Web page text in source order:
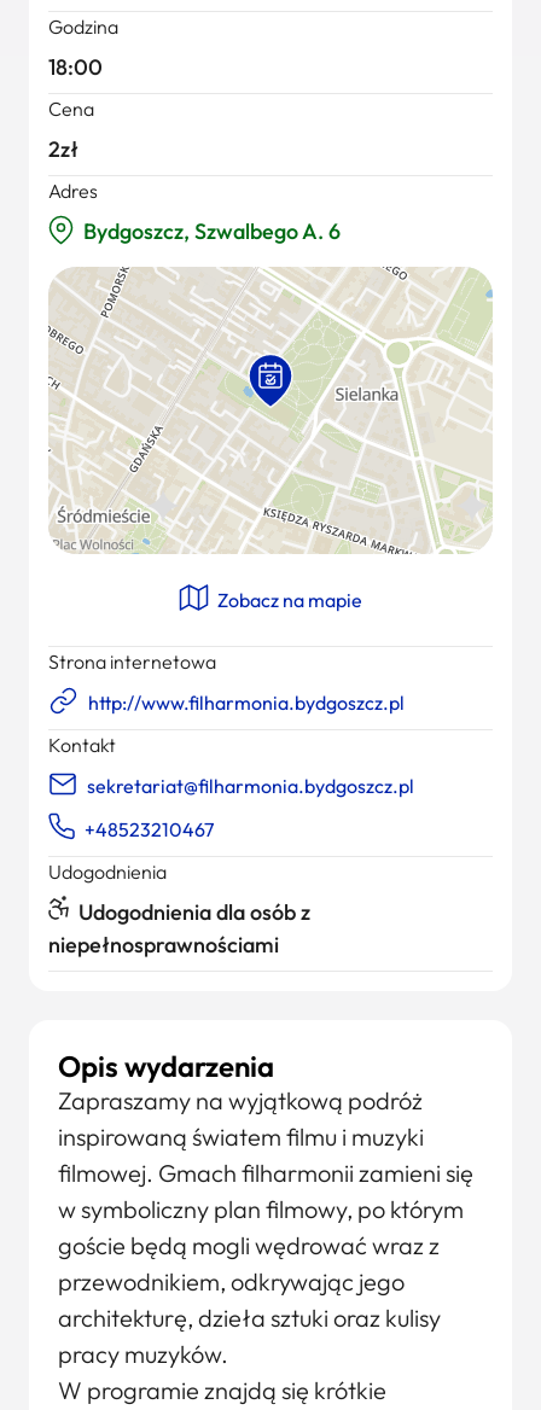
Opis wydarzenia
Zapraszamy na wyjątkową podróż
inspirowaną światem filmu i muzyki
filmowej. Gmach filharmonii zamieni się
w symboliczny plan filmowy, po którym
goście będą mogli wędrować wraz z
przewodnikiem, odkrywając jego
architekturę, dzieła sztuki oraz kulisy
pracy muzyków.
W programie znajdą się krótkie
Godzina
18:00
Cena
2zł
Adres
Bydgoszcz, Szwalbego A. 6
Zobacz na mapie
Strona internetowa
http://www.filharmonia.bydgoszcz.pl
Kontakt
sekretariat@filharmonia.bydgoszcz.pl
+48523210467
Udogodnienia
Udogodnienia dla osób z
niepełnosprawnościami